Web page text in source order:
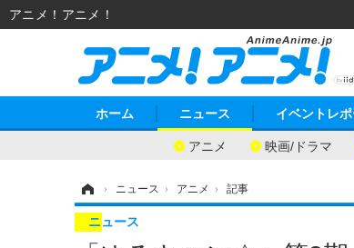
ホーム ニュース
アニメ 映画/ドラマ
イベントレポ
› ニュース › アニメ › 記事
ニュース
アニメ！アニメ！